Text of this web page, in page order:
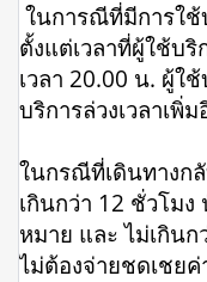
ในการณีที่มีการใช้
ตั้งแต่เวลาที่ผู้ใช้บ
เวลา 20.00 น. ผู้ใ
บริการล่วงเวลาเพิ่
ในกรณีที่เดินทางก
เกินกว่า 12 ชั่วโม
หมาย และ ไม่เกินก
ไม่ต้องจ่ายชดเชยค่